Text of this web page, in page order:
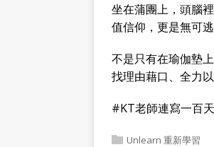
坐在蒲團上，頭腦
值信仰，更是無可逃
不是只有在瑜伽墊
找理由藉口、全力
#KT老師連寫一百
Unlearn 重新學習